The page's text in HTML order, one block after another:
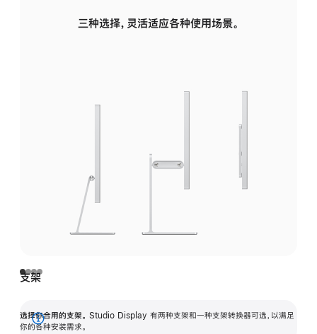
三种选择，灵活适应各种使用场景。
支架
选择你合用的支架。 Studio Display 有两种支架和一种支架转换器可选，以满足
你的各种安装需求。
展